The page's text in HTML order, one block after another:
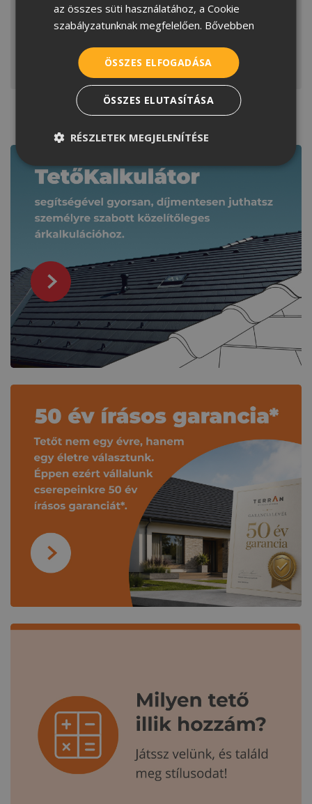
Nem túlzás azt állítani, hogy a mesterséges
intelligencia robbanásának korszakában vagyunk.
Habár régóta jelen van
MEGNÉZEM
Kapcsolódó tartalmak
SERBIAN
az összes süti használatához, a Cookie
szabályzatunknak megfelelően. Bővebben
ÖSSZES ELFOGADÁSA
ÖSSZES ELUTASÍTÁSA
RÉSZLETEK MEGJELENÍTÉSE